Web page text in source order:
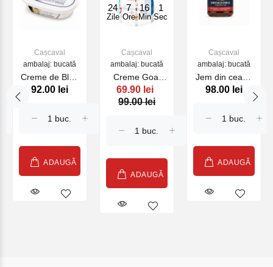
Cașcaval
ambalaj: bucată
Creme de Bleu
Dauvergne 150
92.00 lei
ADAUGĂ
24
Zile
7
Ore
16
Min
1
Sec
Cașcaval
ambalaj: bucată
Creme Goat
Brebette Rians
150 g (27162)
69.90 lei
99.00 lei
ADAUGĂ
Cașcaval
ambalaj: bucată
Jem din ceapa
caramelizata
98.00 lei
ADAUGĂ